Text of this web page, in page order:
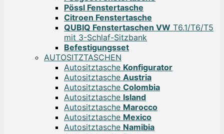
Pössl Fenstertasche
Citroen Fenstertasche
QUBIQ Fenstertaschen VW T6.1/T6/T5
mit 3-Schlaf-Sitzbank
Befestigungsset
AUTOSITZTASCHEN
Autositztasche Konfigurator
Autositztasche Austria
Autositztasche Colombia
Autositztasche Island
Autositztasche Marocco
Autositztasche Mexico
Autositztasche Namibia